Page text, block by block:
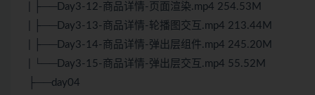
| ├──Day3-12-商品详情-页面渲染.mp4 254.53M
| ├──Day3-13-商品详情-轮播图交互.mp4 213.44M
| ├──Day3-14-商品详情-弹出层组件.mp4 245.20M
| └──Day3-15-商品详情-弹出层交互.mp4 55.52M
├──day04